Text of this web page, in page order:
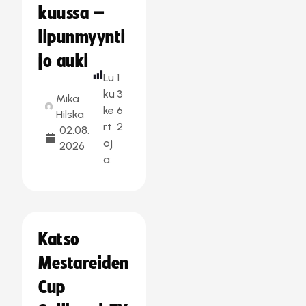
kuussa –
lipunmyynti
jo auki
Mika
Hilska
02.08.
2026
Lu
ku
ke
rt
oj
a:
1
3
6
2
Katso
Mestareiden
Cup